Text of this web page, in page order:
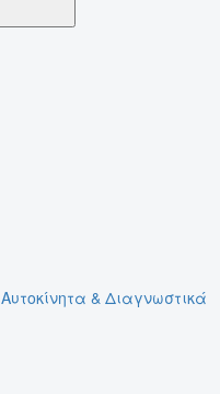
Αυτοκίνητα & Διαγνωστικά